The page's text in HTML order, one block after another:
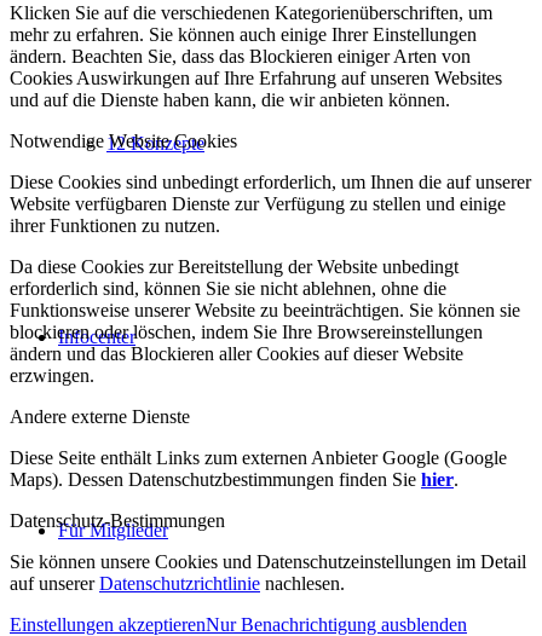
12 Konzepte
Infocenter
Für Mitglieder
Klicken Sie auf die verschiedenen Kategorienüberschriften, um
mehr zu erfahren. Sie können auch einige Ihrer Einstellungen
ändern. Beachten Sie, dass das Blockieren einiger Arten von
Cookies Auswirkungen auf Ihre Erfahrung auf unseren Websites
und auf die Dienste haben kann, die wir anbieten können.
Notwendige Website Cookies
Diese Cookies sind unbedingt erforderlich, um Ihnen die auf unserer
Website verfügbaren Dienste zur Verfügung zu stellen und einige
ihrer Funktionen zu nutzen.
Da diese Cookies zur Bereitstellung der Website unbedingt
erforderlich sind, können Sie sie nicht ablehnen, ohne die
Funktionsweise unserer Website zu beeinträchtigen. Sie können sie
blockieren oder löschen, indem Sie Ihre Browsereinstellungen
ändern und das Blockieren aller Cookies auf dieser Website
erzwingen.
Andere externe Dienste
Diese Seite enthält Links zum externen Anbieter Google (Google
Maps). Dessen Datenschutzbestimmungen finden Sie hier.
Datenschutz-Bestimmungen
Sie können unsere Cookies und Datenschutzeinstellungen im Detail
auf unsererDatenschutzrichtlinie nachlesen.
Einstellungen akzeptierenNur Benachrichtigung ausblenden